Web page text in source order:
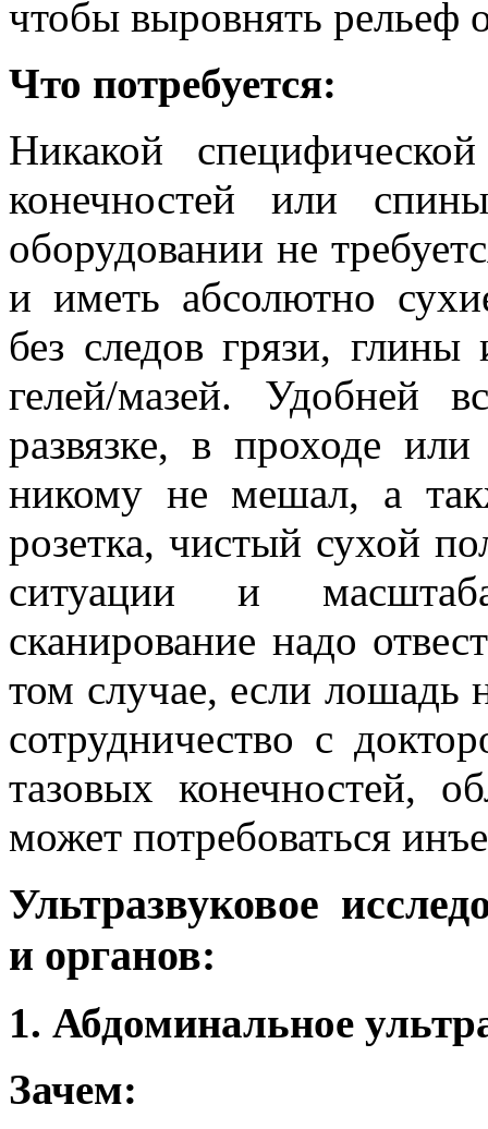
чтобы выровнять рельеф
Что потребуется:
Никакой
конечностей или
оборудовании не
и иметь абсолютно
без следов грязи, глины
гелей/мазей. Удобней
развязке, в проходе
никому не мешал, а
розетка, чистый сухой
ситуации и
сканирование надо
том случае, если лошадь
сотрудничество с
тазовых конечностей,
может потребоваться
Ультразвуковое
и органов:
1. Абдоминальное
Зачем: